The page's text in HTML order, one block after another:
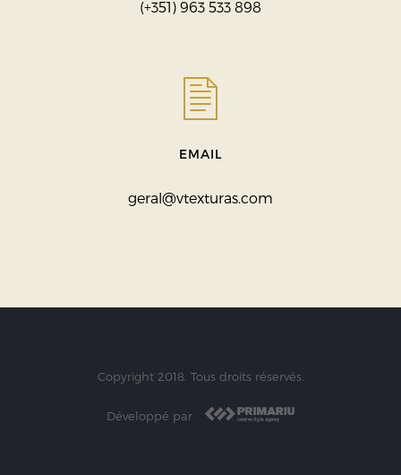
(+351) 963 533 898
EMAIL
geral@vtexturas.com
Copyright 2018. Tous droits réservés.
Développé par